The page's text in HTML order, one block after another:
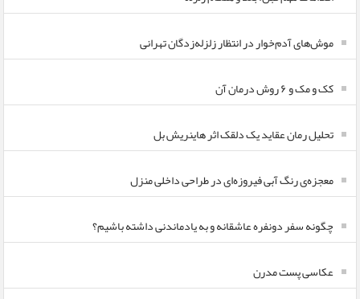
موش‌های آدم‌خوار در انتظار زلزله‌زدگان تهرانی
کک و مک و ۶ روش درمان آن
تحلیل رمان عقاید یک دلقک اثر هاینریش بل
معجزه‌ی رنگ آبی فیروزه‌ای در طراحی داخلی منزل
چگونه سفر دونفره عاشقانه و به یادماندنی داشته باشیم؟
عکاسی پست مدرن